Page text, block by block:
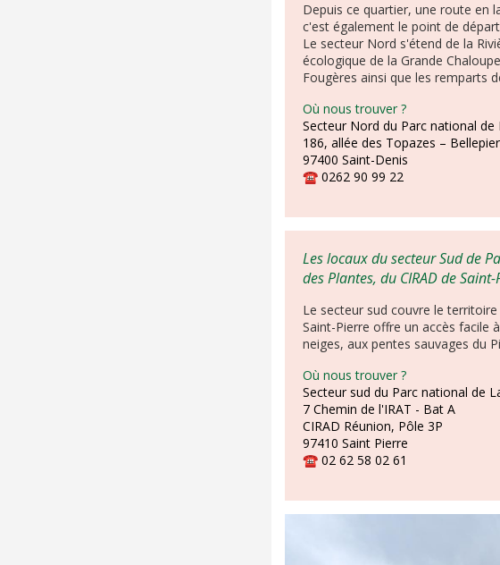
Depuis ce quartier, une route en
c'est également le point de
Le secteur Nord s'étend de la
écologique de la Grande
Fougères ainsi que les remparts
Où nous trouver ?
Secteur Nord du Parc national de
186, allée des Topazes –
97400 Saint-Denis
☎ 0262 90 99 22
Les locaux du secteur Sud de
des Plantes, du CIRAD de Saint-
Le secteur sud couvre le
Saint-Pierre offre un accès facile
neiges, aux pentes sauvages du
Où nous trouver ?
Secteur sud du Parc national de
7 Chemin de l'IRAT - Bat A
CIRAD Réunion, Pôle 3P
97410 Saint Pierre
☎ 02 62 58 02 61